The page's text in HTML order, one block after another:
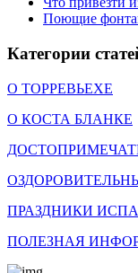
Поющие
Категории
О ТОРРЕВЬЕХЕ
О КОСТА БЛАНКЕ
ПРАЗДНИКИ
ПОЛЕЗНАЯ